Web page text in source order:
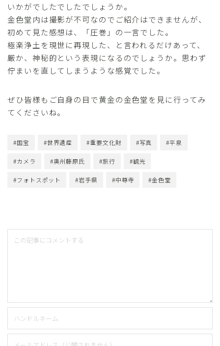
いかがでしたでしたでしょうか。
金色堂内は撮影が不可なのでご紹介はできませんが、
初めて見た感想は、「圧巻」の一言でした。
極楽浄土を現世に再現した、と言われるだけあって、
厳か、神秘的という表現になるのでしょうか。思わず
佇まいを直してしまうような感覚でした。
ぜひ皆様もご自身の目で黄金の金色堂を見に行ってみ
てくださいね。
#国宝 #世界遺産 #重要文化財 #写真 #平泉
#カメラ #奥州藤原氏 #旅行 #観光
#フォトスポット #岩手県 #中尊寺 #金色堂